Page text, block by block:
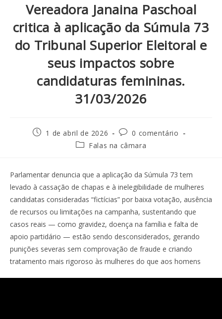
Vereadora Janaina Paschoal
critica à aplicação da Súmula 73
do Tribunal Superior Eleitoral e
seus impactos sobre
candidaturas femininas.
31/03/2026
1 de abril de 2026
0 comentário
Falas na câmara
Parlamentar denuncia que a aplicação da Súmula 73 tem
levado à cassação de chapas e à inelegibilidade de mulheres
candidatas consideradas “fictícias” por baixa votação, ausência
de recursos ou limitações na campanha, sustentando que
casos reais — como gravidez, doença na família e falta de
apoio partidário — estão sendo desconsiderados, gerando
punições severas sem comprovação de fraude e criando
tratamento mais rigoroso às mulheres do que aos homens